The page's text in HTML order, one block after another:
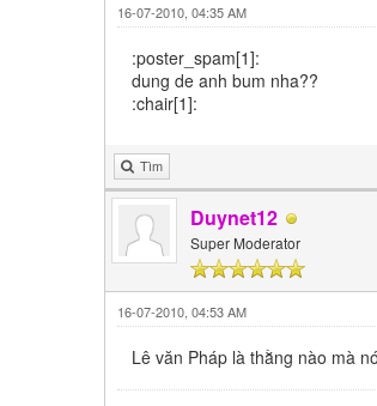
16-07-2010, 04:35 AM
:poster_spam[1]:
dung de anh bum nha??
:chair[1]:
Tìm
Duynet12
Super Moderator
16-07-2010, 04:53 AM
Lê văn Pháp là thằng nào mà